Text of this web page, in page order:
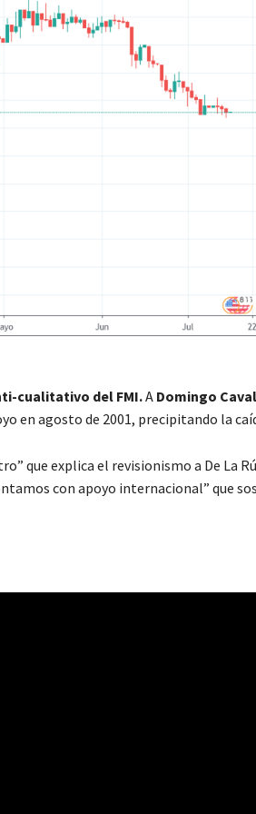
cualitativo del FMI.A Domingo
en agosto de 2001, precipitando la
que explica el revisionismo a De La
con apoyo internacional” que